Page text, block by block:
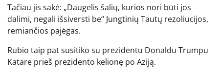
Tačiau jis sakė: „Daugelis šalių, kurios nori būti jos
dalimi, negali išsiversti be“ Jungtinių Tautų rezoliucijos,
remiančios pajėgas.
Rubio taip pat susitiko su prezidentu Donaldu Trumpu
Katare prieš prezidento kelionę po Aziją.